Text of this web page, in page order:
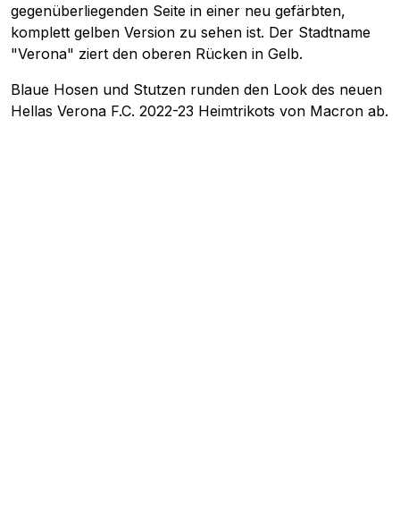
gegenüberliegenden Seite in einer neu gefärbten,
komplett gelben Version zu sehen ist. Der Stadtname
"Verona" ziert den oberen Rücken in Gelb.
Blaue Hosen und Stutzen runden den Look des neuen
Hellas Verona F.C. 2022-23 Heimtrikots von Macron ab.